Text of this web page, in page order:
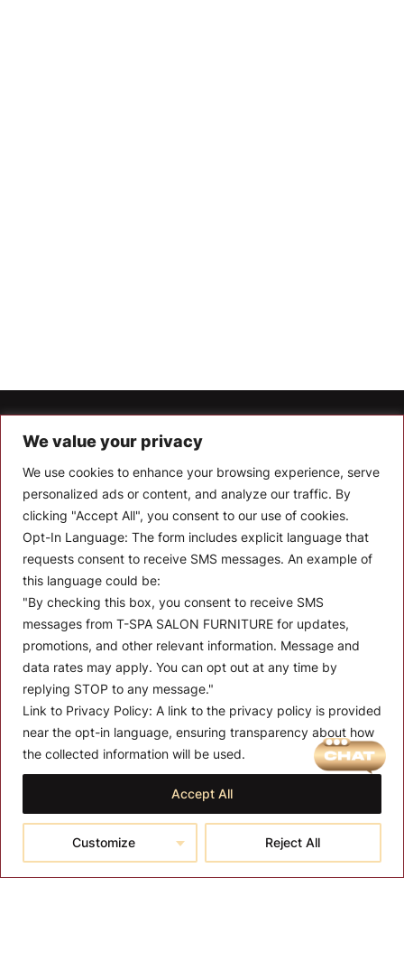
We value your privacy
We use cookies to enhance your browsing experience, serve
personalized ads or content, and analyze our traffic. By
clicking "Accept All", you consent to our use of cookies.
Opt-In Language: The form includes explicit language that
requests consent to receive SMS messages. An example of
this language could be:
"By checking this box, you consent to receive SMS
messages from T-SPA SALON FURNITURE for updates,
promotions, and other relevant information. Message and
data rates may apply. You can opt out at any time by
replying STOP to any message."
Link to Privacy Policy: A link to the privacy policy is provided
near the opt-in language, ensuring transparency about how
the collected information will be used.
Customize Reject All
Accept All
Let’s Keep In Touch
Stay up to date with the latest news, announcements, and
articles.
Enter your email
About T-SPA
Monthly Promotion
Blog